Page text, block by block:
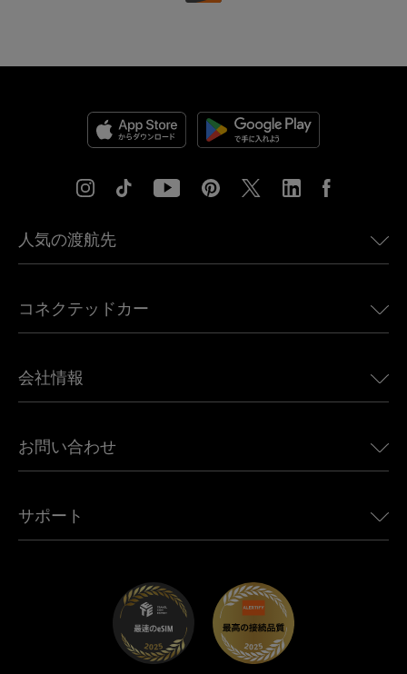
人気の渡航先
ヨーロッパ向けeSIM
カナダ向けeSIM
アフリカ向けeSIM
すべての目的地を見る
コネクテッドカー
Land Rover向けUbigi
Jeep向けUbigi
Mini向けUbigi
Maserati向けUbigi
会社情報
Ubigi関連プレス
Ubigiアプリ
お問い合わせ
アフェリエイトプログラム
サポート
トラブルシューティング
ヘルプセンター
お問い合わせ先